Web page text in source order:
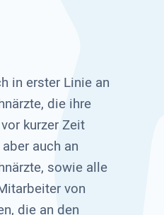
in erster Linie an
die ihre
kurzer Zeit
auch an
sowie alle
von
die an den